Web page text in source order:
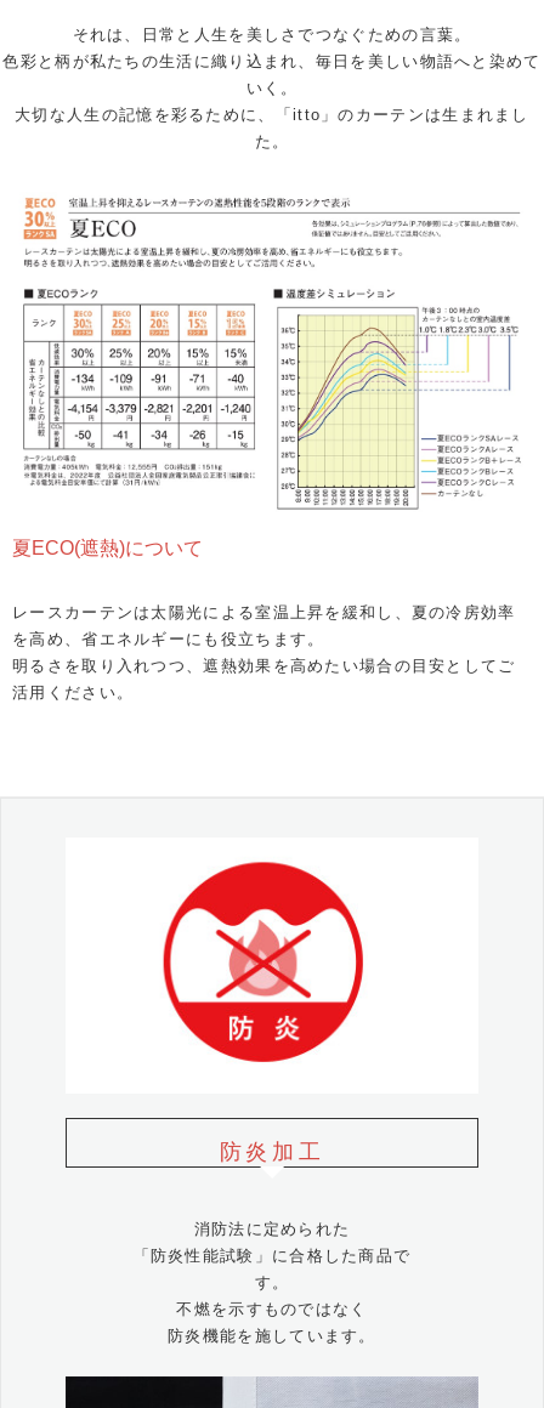
それは、日常と人生を美しさでつなぐための言葉。
色彩と柄が私たちの生活に織り込まれ、毎日を美しい物語へと染めて
いく。
大切な人生の記憶を彩るために、「itto」のカーテンは生まれまし
た。
夏ECO(遮熱)について
レースカーテンは太陽光による室温上昇を緩和し、夏の冷房効率
を高め、省エネルギーにも役立ちます。
明るさを取り入れつつ、遮熱効果を高めたい場合の目安としてご
活用ください。
防炎加工
消防法に定められた
「防炎性能試験」に合格した商品で
す。
不燃を示すものではなく
防炎機能を施しています。